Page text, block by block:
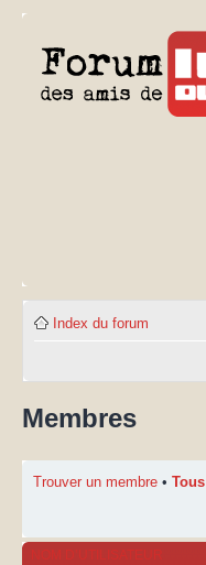
Index du forum
Membres
Trouver un membre • Tous
NOM D’UTILISATEUR